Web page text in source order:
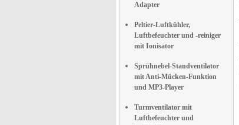
Adapter
Peltier-Luftkühler,
Luftbefeuchter und -reiniger
mit Ionisator
Sprühnebel-Standventilator
mit Anti-Mücken-Funktion
und MP3-Player
Turmventilator mit
Luftbefeuchter und